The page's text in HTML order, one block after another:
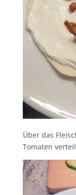
Über das
Tomaten